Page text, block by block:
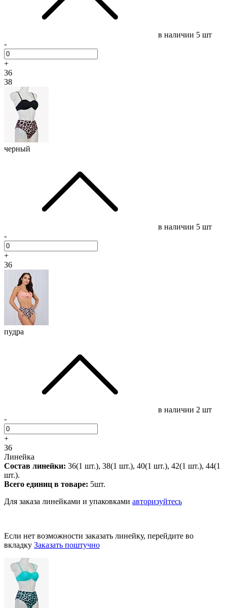
в наличии 5 шт
-
+
36
38
черный
в наличии 5 шт
-
+
36
пудра
в наличии 2 шт
-
+
36
Линейка
Состав линейки: 36(1 шт.), 38(1 шт.), 40(1 шт.), 42(1 шт.), 44(1
шт.).
Всего единиц в товаре: 5шт.
Для заказа линейками и упаковками авторизуйтесь
Если нет возможности заказать линейку, перейдите во
вкладку Заказать поштучно